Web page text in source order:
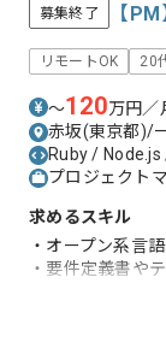
募集終了 【
リモートOK 20
〜120万円／
赤坂(東京都)/
Ruby /
プロジェクト
求めるスキル
・オープン系言
・要件定義書や